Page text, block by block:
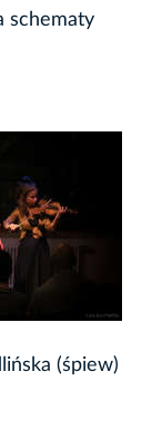
schematy
(śpiew)